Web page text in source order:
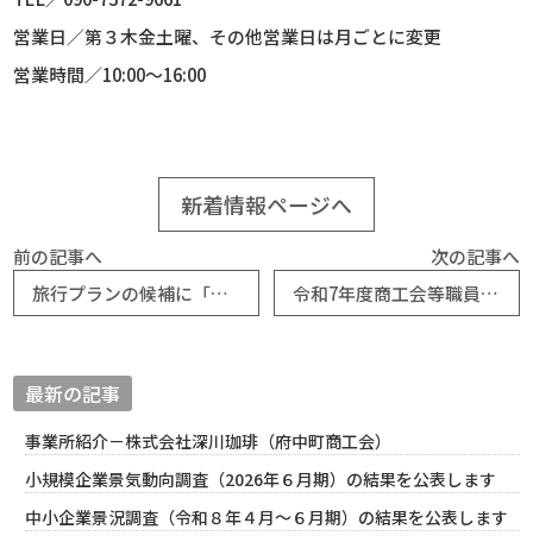
営業日／第３木金土曜、その他営業日は月ごとに変更
営業時間／10:00～16:00
新着情報ページへ
前の記事へ
旅行プランの候補に「上下町アートツーリズム」はいかが？（上下町商工会）
次の記事へ
令和7年度商工会等職員【経営指導員・経営支援員・経営指導員研修生】R08.04.01採用試験の実施
最新の記事
事業所紹介－株式会社深川珈琲（府中町商工会）
小規模企業景気動向調査（2026年６月期）の結果を公表します
中小企業景況調査（令和８年４月～６月期）の結果を公表します